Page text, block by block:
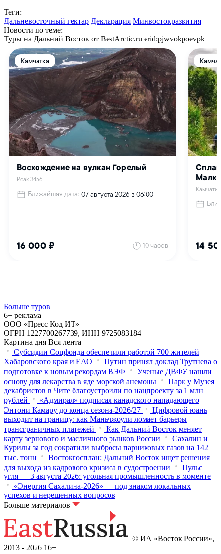
Теги:
Дальневосточный гектар Декларация Минвостокразвития
Новости по теме:
Туры на Дальний Восток от BestArctic.ru erid:pjwvokpoevpk
Больше туров
6+ реклама
ООО «Пресс Код ИТ»
ОГРН 1227700267739, ИНН 9725083184
Картина дня Вся лента
Субсидии Соцфонда обеспечили работой 700 жителей
Хабаровского края и ЕАО
Путин принял доклад Трутнева о
подготовке к новым рекордам ВЭФ
Ученые ДВФУ нашли
основу для лекарства в яде морской анемоны
Парк у Музея
декабристов в Чите благоустроили по нацпроекту за 1 млн
рублей
«Адмирал» подписал канадского нападающего
Энтони Камару до конца сезона-2026/27
Цифровой юань
выходит на границу: как Маньчжоули ломает барьеры
трансграничных платежей
Как Дальний Восток меняет
карту зернового и масличного рынков России
Сахалин и
Курилы за год сократили выбросы парниковых газов на 142
тыс. тонн
Востокгосплан: Дальний Восток ищет решения
для выхода из кадрового кризиса в судостроении
Пульс
угля — 3 августа 2026: угольная промышленность в моменте
«Энергия Сахалина-2026» — под знаком локальных
успехов и нерешенных вопросов
Больше материалов
© ИА «Восток России»,
2013 - 2026 16+